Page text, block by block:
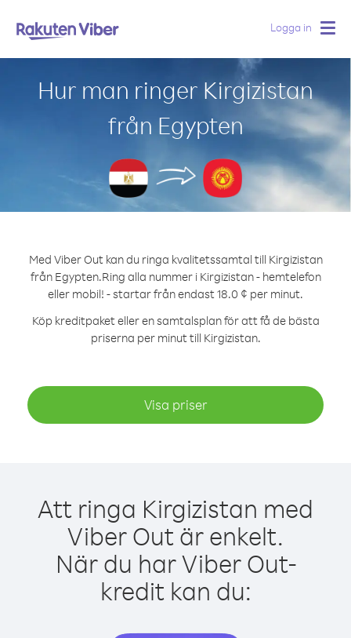
Logga in
Hur man ringer Kirgizistan
från Egypten
Med Viber Out kan du ringa kvalitetssamtal till Kirgizistan
från Egypten.Ring alla nummer i Kirgizistan - hemtelefon
eller mobil! - startar från endast 18.0 ¢ per minut.
Köp kreditpaket eller en samtalsplan för att få de bästa
priserna per minut till Kirgizistan.
Visa priser
Att ringa Kirgizistan med
Viber Out är enkelt.
När du har Viber Out-
kredit kan du: